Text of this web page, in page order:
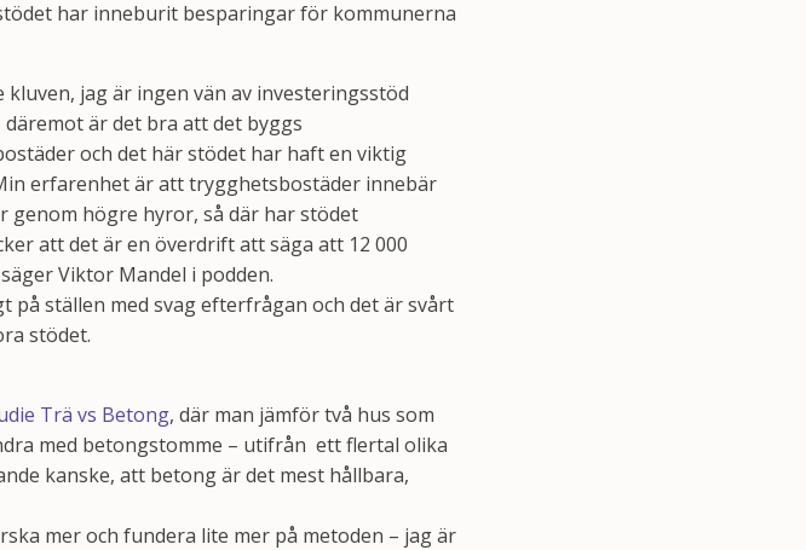
har inneburit besparingar för kommunerna
kluven, jag är ingen vän av investeringsstöd
däremot är det bra att det byggs
och det här stödet har haft en viktig
erfarenhet är att trygghetsbostäder innebär
genom högre hyror, så där har stödet
att det är en överdrift att säga att 12 000
Viktor Mandel i podden.
på ställen med svag efterfrågan och det är svårt
stödet.
Trä vs Betong, där man jämför två hus som
med betongstomme – utifrån ett flertal olika
kanske, att betong är det mest hållbara,
mer och fundera lite mer på metoden – jag är